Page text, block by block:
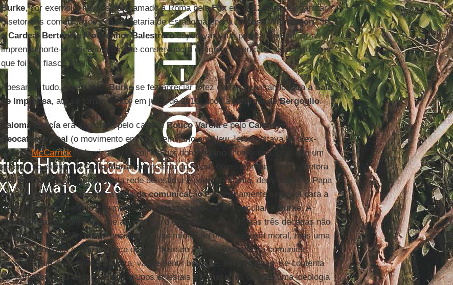
Burke, por exemplo, havia sido chamado a Roma pelaFoxem 2012 para reorganizar
o setor das comunicações da secretaria de Estado na época docaso Williamson. Se
oCardeal BertoneeMonsenhor Balestreroesperavam que pudesse gerenciar a
imprensa norte-americana e a parte conservadora da igreja americana, é preciso dizer
que foi um fiasco total.
Apesar de tudo, no entanto,Burkese fez apreciar e fez carreira passando para aSala
de Imprensa, até se tornar diretor em julho de 2016, após areforma de Bergoglio.
Paloma Garcíaera apreciada pelo cardealRouco Varelae peloCaminho
Neocatecumenal (o movimento em cujo seminário em New Jersey ditava lei o ex-
cardealMcCarrick ) e havia sido escolhida por domViganò
(homônimo, mas não um
parente do ex-núncioCarlo Maria, adversário do Papa) como a primeira vice-diretora
mulher. Nada resta hoje daquela rede de estima e poder. Portanto, demissões. O Papa
aceitou-as porque sabe que aárea da comunicaçãoé extremamente sensível para a
Igreja, mas num sentido totalmente diferente daquele que era peculiar a
Burke. A
desorganização sistêmica que atravessou o episcopado nas últimas três décadas não
exigia uma formação em gerenciamento das mídias ou em sociologia moral, mas uma
reflexão teológica e eclesiológica que partisse do fato de que a Igreja comunica
apenas o que é: se falar a Palavra, vai se sentir bem. Se, em vez disso, se contenta
em administrar as ambições dos grupos eclesiais e fornecer às direitas uma ideologia